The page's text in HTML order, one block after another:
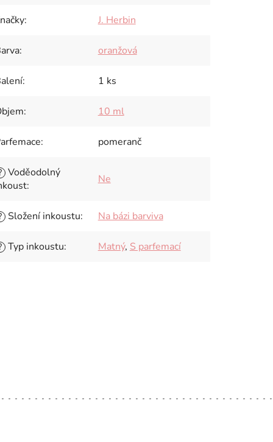
: J. Herbin
: oranžová
: 1 ks
: 10 ml
: pomeranč
Voděodolný
: Ne
Složení inkoustu: Na bázi barviva
Typ inkoustu: Matný, S parfemací